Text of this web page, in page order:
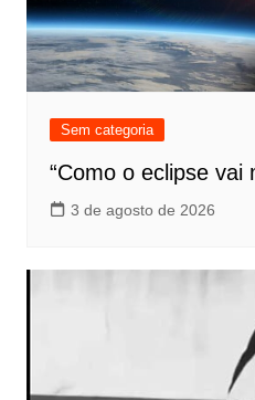
Sem categoria
“Como o eclipse vai
3 de agosto de 2026